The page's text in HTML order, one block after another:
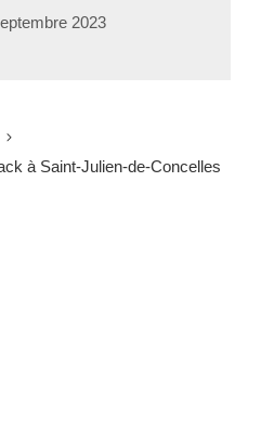
2023
à Saint-Julien-de-Concelles